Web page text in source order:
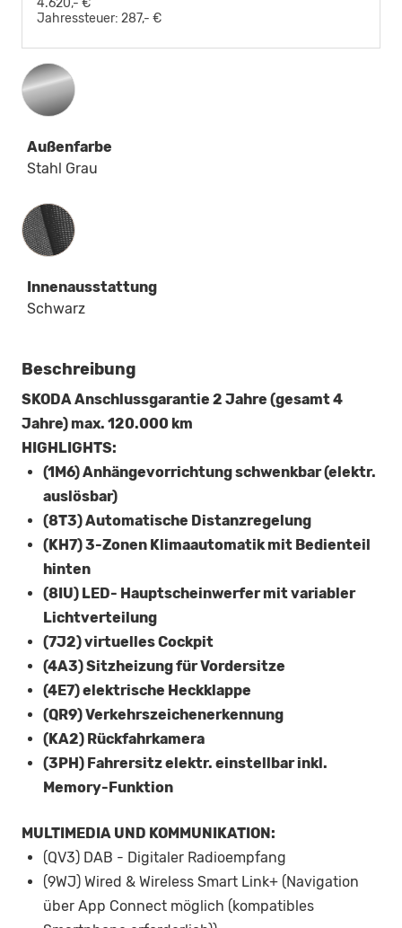
4.620,- €
Jahressteuer: 287,- €
Außenfarbe
Stahl Grau
Innenausstattung
Innenausstattung
Schwarz
Beschreibung
SKODA Anschlussgarantie 2 Jahre (gesamt 4
Jahre) max. 120.000 km
HIGHLIGHTS:
(1M6) Anhängevorrichtung schwenkbar (elektr.
auslösbar)
(8T3) Automatische Distanzregelung
(KH7) 3-Zonen Klimaautomatik mit Bedienteil
hinten
(8IU) LED- Hauptscheinwerfer mit variabler
Lichtverteilung
(7J2) virtuelles Cockpit
(4A3) Sitzheizung für Vordersitze
(4E7) elektrische Heckklappe
(QR9) Verkehrszeichenerkennung
(KA2) Rückfahrkamera
(3PH) Fahrersitz elektr. einstellbar inkl.
Memory-Funktion
MULTIMEDIA UND KOMMUNIKATION:
(QV3) DAB - Digitaler Radioempfang
(9WJ) Wired & Wireless Smart Link+ (Navigation
über App Connect möglich (kompatibles